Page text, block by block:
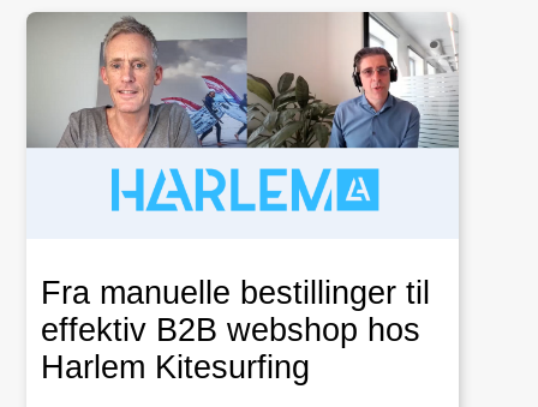
Fra manuelle bestillinger til
effektiv B2B webshop hos
Harlem Kitesurfing